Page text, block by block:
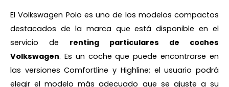
El Volkswagen Polo es uno de los modelos compactos
destacados de la marca que está disponible en el
servicio de renting particulares de coches
Volkswagen. Es un coche que puede encontrarse en
las versiones Comfortline y Highline; el usuario podrá
elegir el modelo más adecuado que se ajuste a su